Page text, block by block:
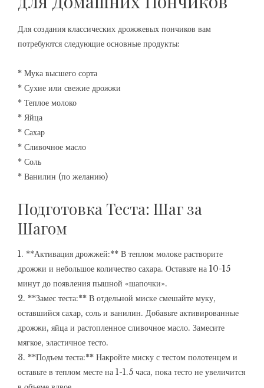
Для создания классических дрожжевых пончиков вам
потребуются следующие основные продукты:
* Мука высшего сорта
* Сухие или свежие дрожжи
* Теплое молоко
* Яйца
* Сахар
* Сливочное масло
* Соль
* Ванилин (по желанию)
Подготовка Теста: Шаг за
Шагом
1. **Активация дрожжей:** В теплом молоке растворите
дрожжи и небольшое количество сахара. Оставьте на 10-15
минут до появления пышной «шапочки».
2. **Замес теста:** В отдельной миске смешайте муку,
оставшийся сахар, соль и ванилин. Добавьте активированные
дрожжи, яйца и растопленное сливочное масло. Замесите
мягкое, эластичное тесто.
3. **Подъем теста:** Накройте миску с тестом полотенцем и
оставьте в теплом месте на 1-1.5 часа, пока тесто не увеличится